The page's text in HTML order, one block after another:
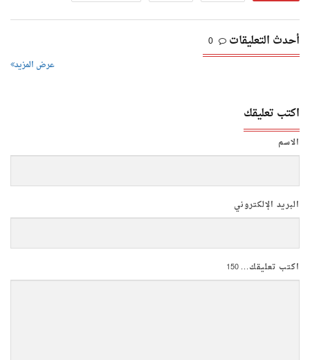
أحدث التعليقات 0
عرض المزيد
اكتب تعليقك
الاسم
البريد الإلكتروني
اكتب تعليقك...150